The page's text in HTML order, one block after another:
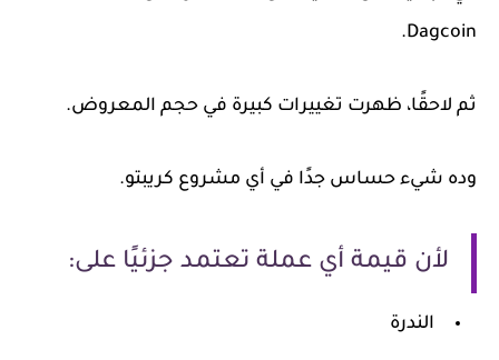
Dagcoin.
ثم لاحقًا، ظهرت تغييرات كبيرة في حجم المعروض.
وده شيء حساس جدًا في أي مشروع كريبتو.
لأن قيمة أي عملة تعتمد جزئيًا على:
الندرة